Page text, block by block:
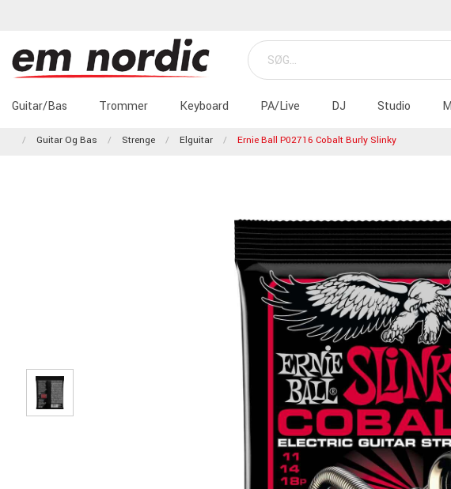
Guitar/Bas Trommer Keyboard PA/Live DJ Studio
Guitar Og Bas Strenge Elguitar Ernie Ball P02716 Cobalt Burly Slinky